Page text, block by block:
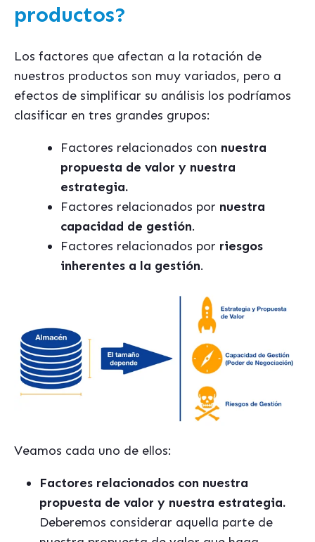
productos?
Los factores que afectan a la rotación de
nuestros productos son muy variados, pero a
efectos de simplificar su análisis los podríamos
clasificar en tres grandes grupos:
Factores relacionados con nuestra
propuesta de valor y nuestra
estrategia.
Factores relacionados por nuestra
capacidad de gestión.
Factores relacionados por riesgos
inherentes a la gestión.
Veamos cada uno de ellos:
Factores relacionados con nuestra
propuesta de valor y nuestra estrategia.
Deberemos considerar aquella parte de